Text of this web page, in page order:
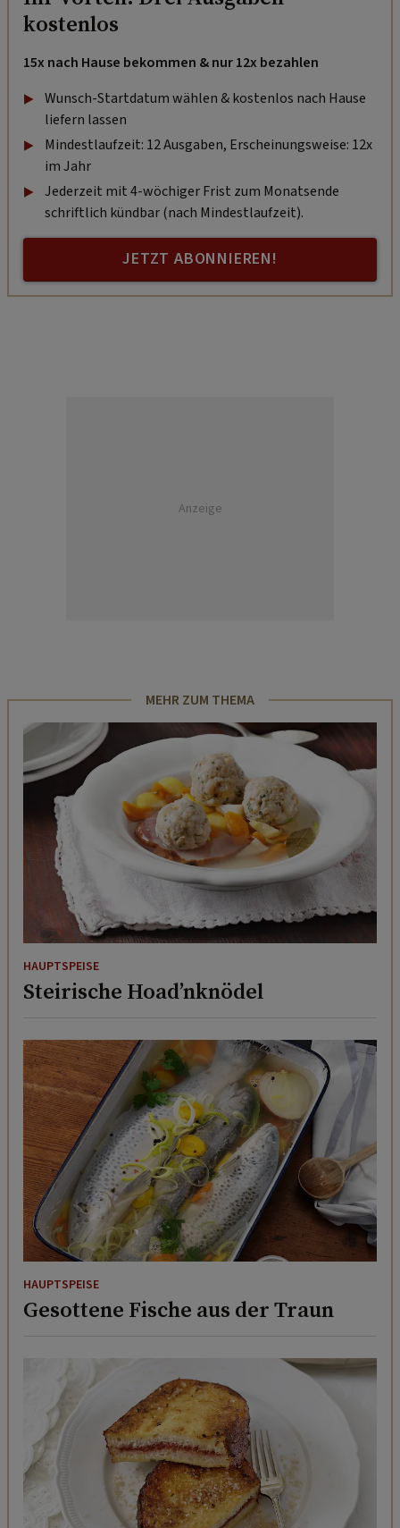
kostenlos
15x nach Hause bekommen & nur 12x bezahlen
Wunsch-Startdatum wählen & kostenlos nach Hause
liefern lassen
Mindestlaufzeit: 12 Ausgaben, Erscheinungsweise: 12x
im Jahr
Jederzeit mit 4-wöchiger Frist zum Monatsende
schriftlich kündbar (nach Mindestlaufzeit).
JETZT ABONNIEREN!
Anzeige
MEHR ZUM THEMA
HAUPTSPEISE
Steirische Hoad’nknödel
HAUPTSPEISE
Gesottene Fische aus der Traun